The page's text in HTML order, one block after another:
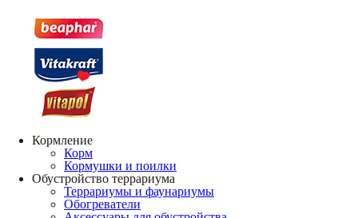
Кормление
Корм
Кормушки и поилки
Обустройство террариума
Террариумы и фаунариумы
Обогреватели